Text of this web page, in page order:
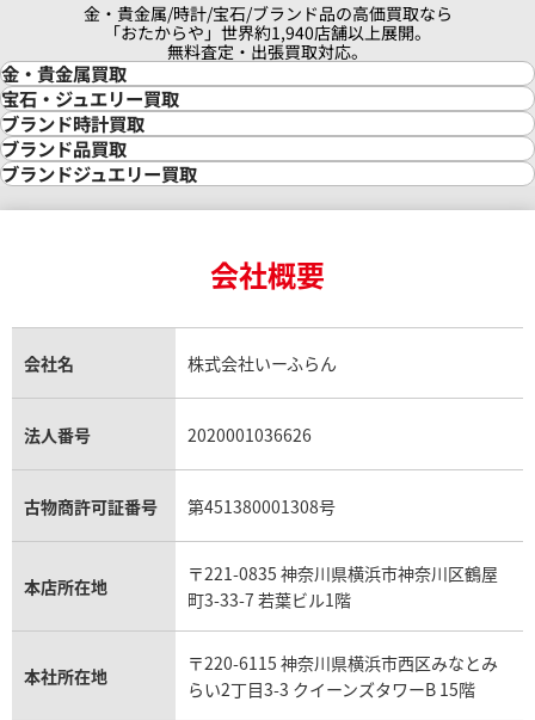
イマー IW354805
格
IWC アクアタイマー
参考買取価格
309,000円
金・貴金属/時計/宝石/ブランド品の高価買取なら
「おたからや」世界約1,940店舗以上展開。
無料査定・出張買取対応。
金・貴金属買取
金買取
金の相場価格情報
金の参考買取価格一覧
インゴット買取
インゴットの相場価格情報
24金買取
金貨買取
貴金属買取
銀・シルバー買取
パラジウム買取
宝石・ジュエリー買取
宝石・ジュエリー買取
ダイヤモンド買取
ダイヤモンド・宝石の参考価格一覧
リング・結婚指輪買取
エメラルド買取
トパーズ買取
タンザナイト買取
キャッツアイ買取
アクアマリン買取
ブランド時計買取
時計買取
ロレックス買取
ロレックス デイトナ買取
ロレックス サブマリーナー買取
ロレックス エクスプローラー買取
ロレックス デイトジャスト買取
パテック フィリップノーチラス買取
ヴァシュロン・コンスタンタン買取
オメガ買取
カルティエ買取
フランク ミュラー買取
リシャール・ミル買取
パネライ買取
チューダー（チュードル）買取
ブランド品買取
ブランド買取
シャネル マトラッセ買取
セリーヌ買取
プラダ買取
ブランドジュエリー買取
ヴァンクリーフ＆アーペル買取
ショーメ買取
ダミアーニ買取
モーブッサン買取
会社概要
会社名 株式会社いーふらん
法人番号 2020001036626
古物商許可証番号 第451380001308号
本店所在地
〒221-0835 神奈川県横浜市神奈川区鶴屋
町3-33-7 若葉ビル1階
本社所在地
〒220-6115 神奈川県横浜市西区みなとみ
らい2丁目3-3 クイーンズタワーB 15階